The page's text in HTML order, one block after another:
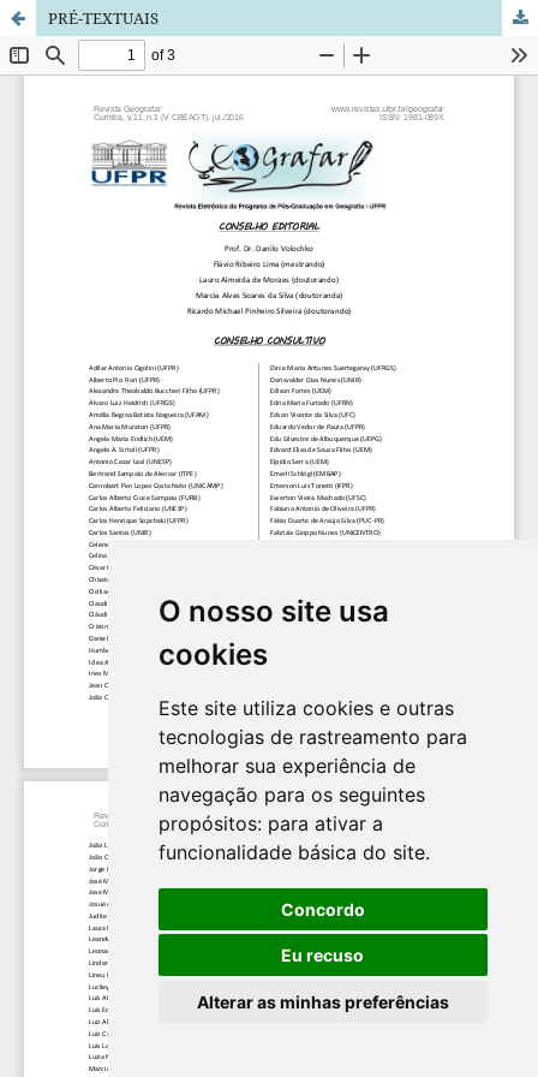
O nosso site usa
cookies
Este site utiliza cookies e outras
tecnologias de rastreamento para
melhorar sua experiência de
navegação para os seguintes
propósitos: para ativar a
funcionalidade básica do site.
Concordo
Eu recuso
Alterar as minhas preferências
PRÉ-TEXTUAIS